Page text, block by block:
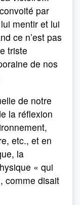
par
mentir et lui
ce n’est pas
triste
de nos
de notre
la réflexion
etc., et en
la
« qui
comme disait